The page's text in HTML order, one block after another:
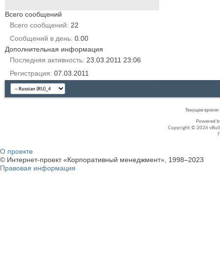
Всего сообщений
Всего сообщений
22
Сообщений в день 0.00
Дополнительная информация
Последняя активность 23.03.2011 23:06
Регистрация 07.03.2011
Текущее время:
Powered
Copyright © 2026
О проекте
© Интернет-проект «Корпоративный менеджмент», 1998–2023
Правовая информация